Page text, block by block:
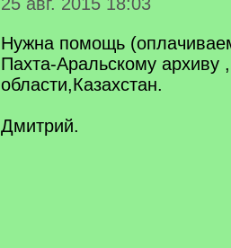
Нужна помощь
Пахта-Аральскому архиву
области,Казахстан.
Дмитрий.